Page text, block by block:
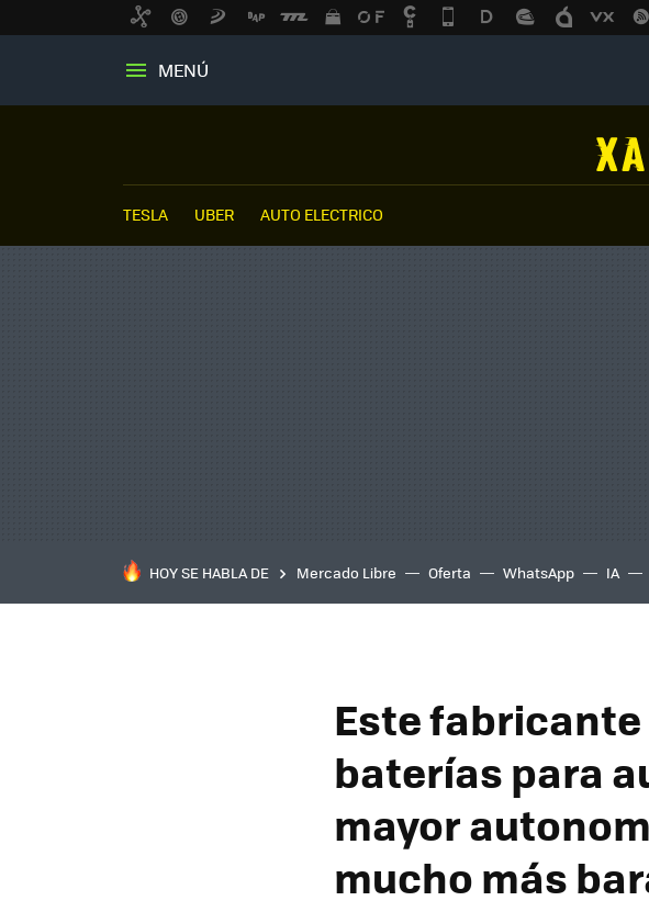
MENÚ
TESLA UBER AUTO ELECTRICO
HOY SE HABLA DE Mercado Libre Oferta WhatsApp IA
Este
baterías para
mayor
mucho más